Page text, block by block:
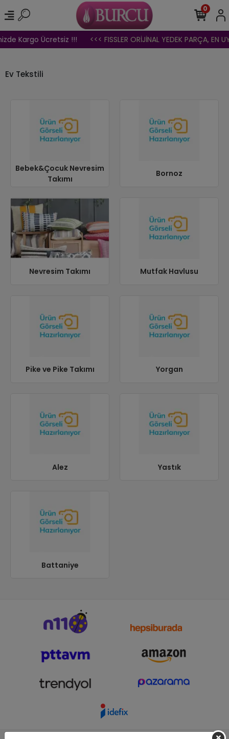
Kargo Ücretsiz !!! <<< FISSLER ORİJİNAL YEDEK PARÇA, EN
0
Ev Tekstili
Bebek&Çocuk Nevresim
Takımı
Bornoz
Nevresim Takımı Mutfak Havlusu
Pike ve Pike Takımı Yorgan
Alez Yastık
Battaniye